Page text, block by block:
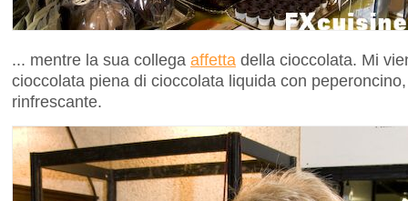
... mentre la sua collega affetta della cioccolata. Mi
cioccolata piena di cioccolata liquida con
rinfrescante.